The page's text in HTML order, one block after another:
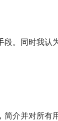
。同时我认
介并对所